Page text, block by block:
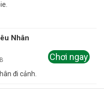
Nhân
đi cảnh.
Chơi ngay